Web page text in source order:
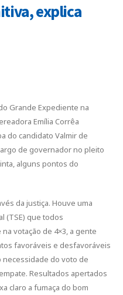
explica
Grande Expediente na
Emília Corrêa
do candidato Valmir de
de governador no pleito
alguns pontos do
da justiça. Houve uma
(TSE) que todos
votação de 4×3, a gente
favoráveis e desfavoráveis
do voto de
Resultados apertados
claro a fumaça do bom